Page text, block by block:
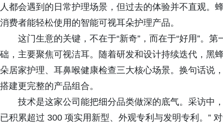
人都会遇到的日常护理场景，但过去的体验并不直观。
消费者能轻松使用的智能可视耳朵护理产品。
这门生意的关键，不在于“新奇”，而在于“好用”。第
础，主要聚焦可视洁耳。随着研发和设计持续迭代，黑
朵居家护理、耳鼻喉健康检查三大核心场景。换句话说
搭建更完整的产品组合。
技术是这家公司能把细分品类做深的底气。采访中
已积累超过 300 项实用新型、外观专利与发明专利。”